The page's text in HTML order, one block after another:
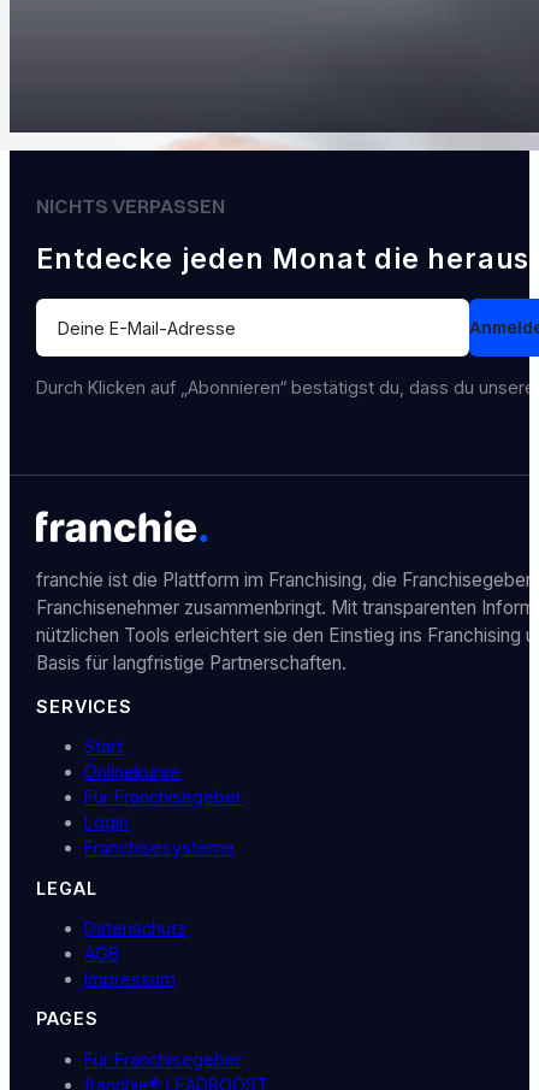
NICHTS VERPASSEN
Entdecke jeden Monat die
Section
Durch Klicken auf „Abonnieren“ bestätigst du, dass du
franchie ist die Plattform im Franchising, die Franchisegeber
Franchisenehmer zusammenbringt. Mit transparenten
nützlichen Tools erleichtert sie den Einstieg ins Franchising
Basis für langfristige Partnerschaften.
SERVICES
Start
Onlinekurse
Für Franchisegeber
Login
Franchisesysteme
LEGAL
Datenschutz
AGB
Impressum
PAGES
Für Franchisegeber
franchie® LEADBOOST